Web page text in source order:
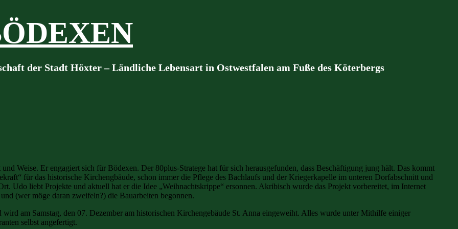
der Stadt Höxter – Ländliche Lebensart in Ostwestfalen am Fuße des Köterbergs
Weise. Er engagiert sich für Bödexen. Der 80plus-Stratege hat für sich herausgefunden, dass Beschäftigung jung hält. Das kommt
für das historische Kirchengbäude, schon immer die Pflege des Bachlaufs und der Kriegerkapelle im unteren Dorfabschnitt und
Udo liebt Projekte und aktuell hat er die Idee „Weihnachtskrippe“ ersonnen. Akribisch wurde das Projekt vorbereitet, im Internet
(wer möge daran zweifeln?) die Bauarbeiten begonnen.
am Samstag, den 07. Dezember am historischen Kirchengebäude St. Anna eingeweiht. Alles wurde unter Mithilfe einiger
selbst angefertigt.